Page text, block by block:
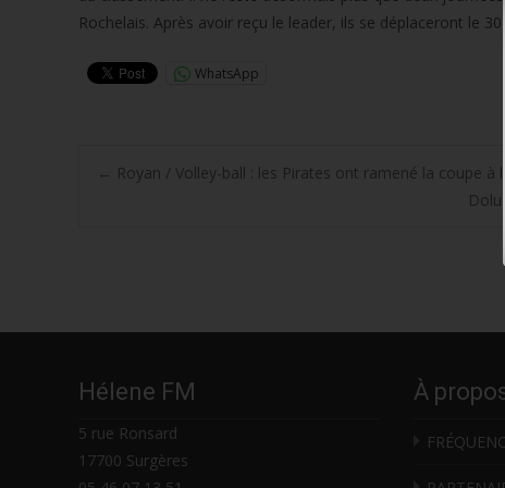
Rochelais. Après avoir reçu le leader, ils se déplaceront le
WhatsApp
Post
← Royan / Volley-ball : les Pirates ont ramené la coupe à
Hélene FM
5 rue Ronsard
17700 Surgères
À